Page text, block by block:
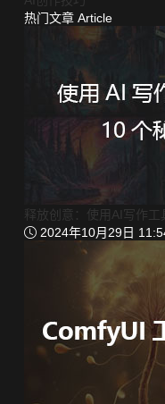
热门文章Article
释放创意：使用AI写作工
2024年10月29日